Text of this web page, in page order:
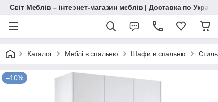
Світ Меблів – інтернет-магазин меблів | Доставка по
Каталог Меблі в спальню Шафи в спальню
–10%